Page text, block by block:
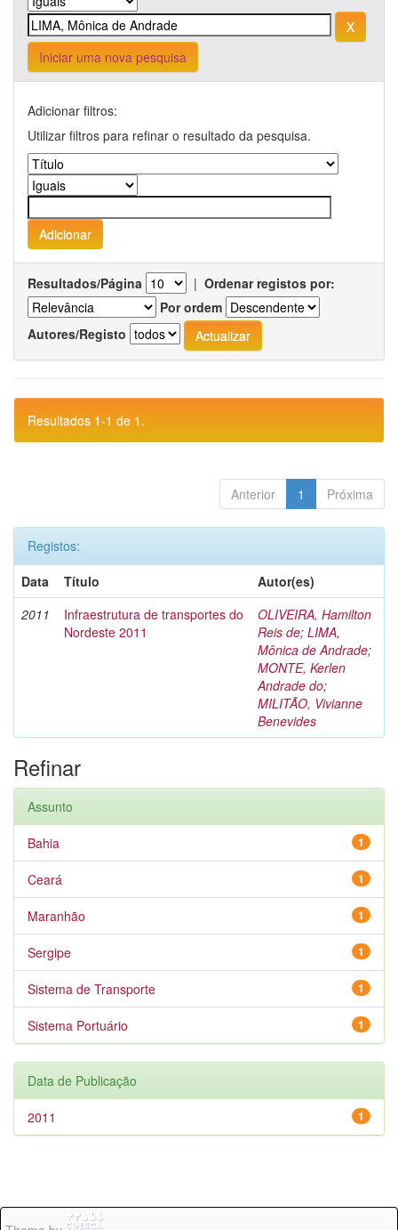
Iniciar uma nova pesquisa
Adicionar filtros:
Utilizar filtros para refinar o resultado da pesquisa.
Resultados/Página | Ordenar registos por:
Por ordem
Autores/Registo
Resultados 1-1 de 1.
Anterior 1 Próxima
Registos:
Data
Título
Autor(es)
2011
Infraestrutura de transportes do
Nordeste 2011
OLIVEIRA, Hamilton
Reis de; LIMA,
Mônica de Andrade;
MONTE, Kerlen
Andrade do;
MILITÃO, Vivianne
Benevides
Refinar
Assunto
1
Bahia
1
Ceará
1
Maranhão
1
Sergipe
1
Sistema de Transporte
1
Sistema Portuário
Data de Publicação
1
2011